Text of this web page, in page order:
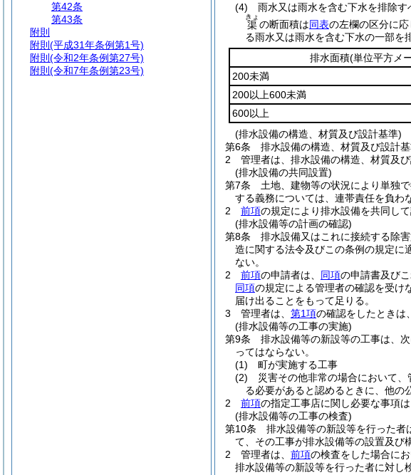
(4)
雨水又は雨水を含む下水を排除す
渠
きょ
の断面積は同表の左欄の区分に応
る雨水又は雨水を含む下水の一部を
排水面積(単位平方メ
200未満
200以上600未満
600以上
(排水設備の構造、材質及び設計基準)
第6条
排水設備の構造、材質及び設計
2
管理者は、排水設備の構造、材質及
(排水設備の共同設置)
第7条
土地、建物等の状況により単独
する義務については、連帯責任を負わ
2
前項の規定により排水設備を共同し
(排水設備等の計画の確認)
第8条
排水設備又はこれに接続する除
造に関する法令及びこの条例の規定に
ない。
2
前項の申請者は、 同項の申請書及び
同項の規定による管理者の確認を受け
届け出ることをもって足りる。
3
管理者は、 第1項の確認をしたときは
(排水設備等の工事の実施)
第9条
排水設備等の新設等の工事は、
ってはならない。
(1)
町が実施する工事
(2)
災害その他非常の場合において
る必要があると認めるときに、他の
2
前項の指定工事店に関し必要な事項
(排水設備等の工事の検査)
第10条
排水設備等の新設等を行った者
て、その工事が排水設備等の設置及び
2
管理者は、 前項の検査をした場合に
排水設備等の新設等を行った者に対し
第42条
第43条
附則
附則 (平成31年条例第1号)
附則 (令和2年条例第27号)
附則 (令和7年条例第23号)